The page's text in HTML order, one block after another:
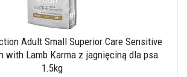
Adult Small Superior Care Sensitive
with Lamb Karma z jagnięciną dla psa
1.5kg